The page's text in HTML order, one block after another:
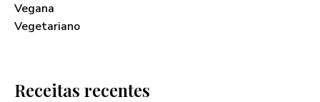
Vegana
Vegetariano
Receitas recentes